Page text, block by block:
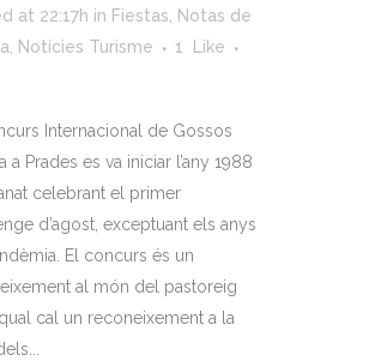
at 22:17h in Fiestas, Notas de
, Notícies Turisme 1
Like
Internacional de Gossos
a Prades es va iniciar l’any 1988
anat celebrant el primer
d’agost, exceptuant els anys
El concurs és un
al món del pastoreig
cal un reconeixement a la